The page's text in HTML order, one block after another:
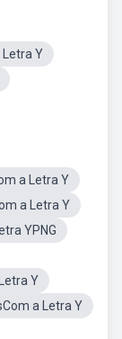
Y
a Letra Y
a Letra Y
YPNG
Y
a Letra Y